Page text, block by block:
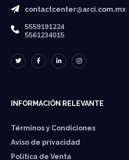
contactcenter@arci.com.mx
5559191224
5561234015
INFORMACIÓN RELEVANTE
Términos y Condiciones
Aviso de privacidad
Política de Venta